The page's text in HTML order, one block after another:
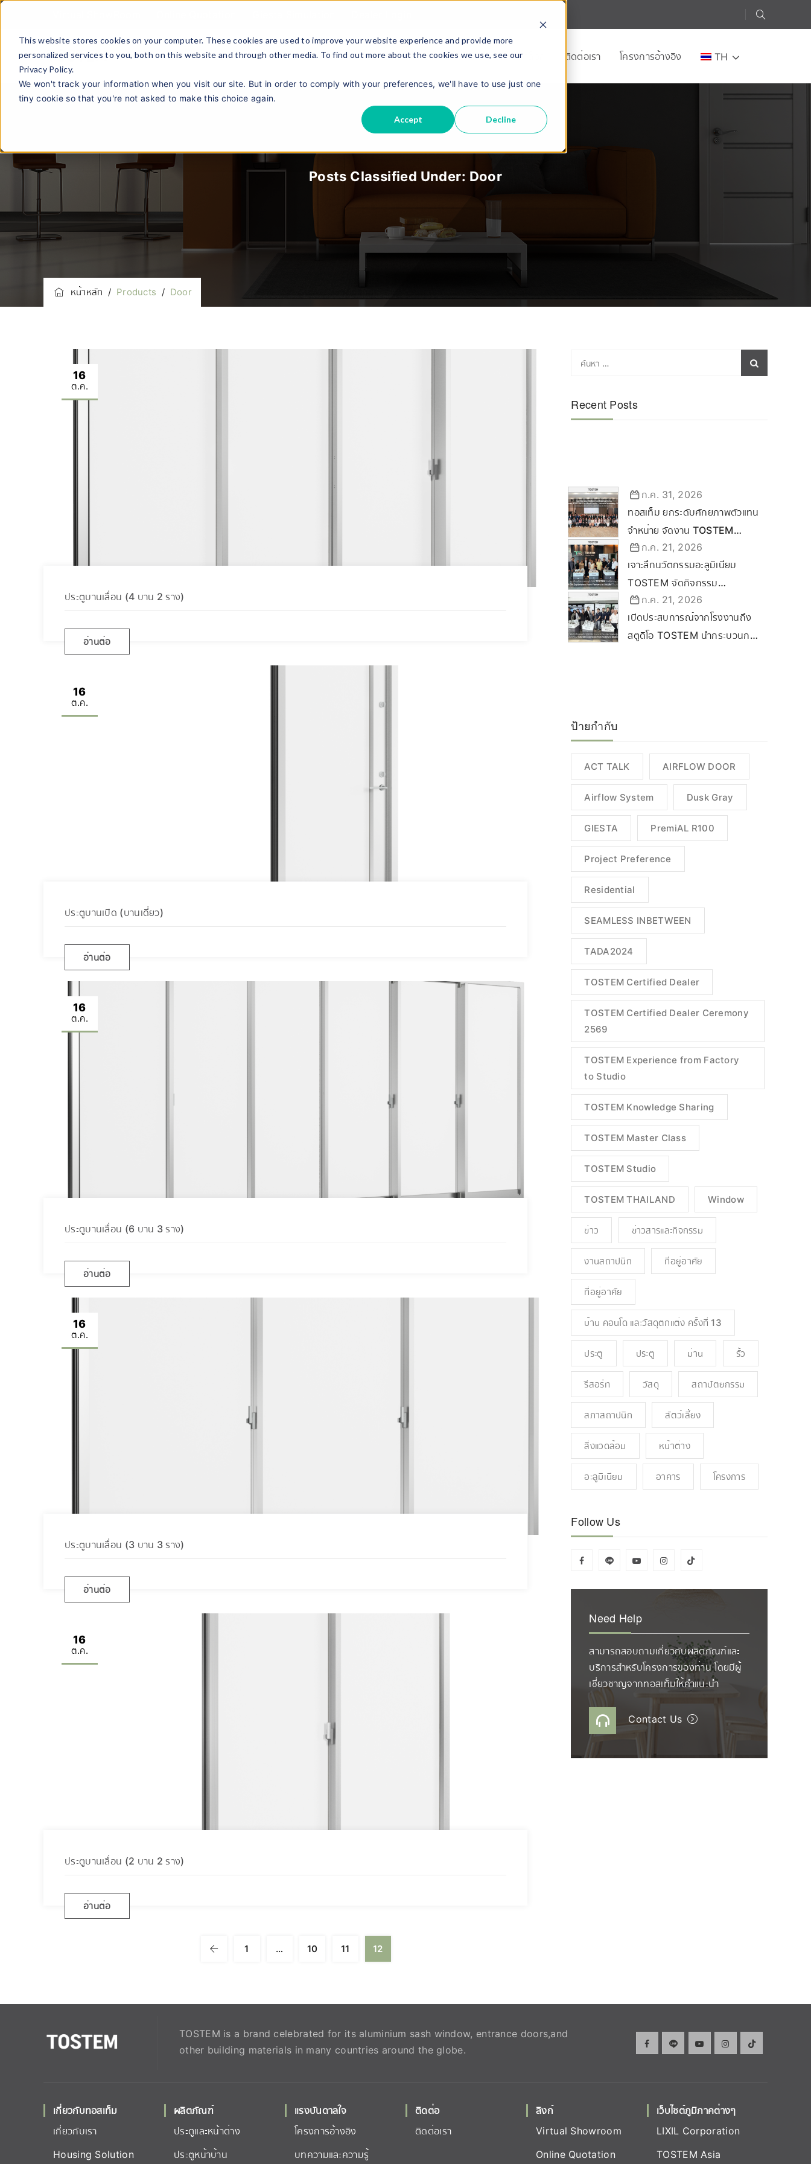
This website stores cookies on your computer. These cookies are used to improve your website experience and provide more
personalized services to you, both on this website and through other media. To find out more about the cookies we use, see our
Privacy Policy.
We won't track your information when you visit our site. But in order to comply with your preferences, we'll have to use just one
tiny cookie so that you're not asked to make this choice again.
Accept Decline
เกี่ยวกับเรา ผลิตภัณฑ์ แคตตาล็อก ติดต่อเรา โครงการอ้างอิง TH
Posts Classified Under: Door
หน้าหลัก / Products / Door
16
ต.ค.
ประตูบานเลื่อน (4 บาน 2 ราง)
อ่านต่อ
16
ต.ค.
ประตูบานเปิด (บานเดี่ยว)
อ่านต่อ
16
ต.ค.
ประตูบานเลื่อน (6 บาน 3 ราง)
อ่านต่อ
16
ต.ค.
ประตูบานเลื่อน (3 บาน 3 ราง)
อ่านต่อ
16
ต.ค.
ประตูบานเลื่อน (2 บาน 2 ราง)
อ่านต่อ
1 … 10 11 12
Recent Posts
ก.ค. 31, 2026
ทอสเท็ม ยกระดับศักยภาพตัวแทน
จำหน่าย จัดงาน TOSTEM
Certified Dealer Ceremony
2569 ขับเคลื่อนกลยุทธ์ลุยตลาด
Commercial & Renovation
ก.ค. 21, 2026
เจาะลึกนวัตกรรมอะลูมิเนียม
TOSTEM จัดกิจกรรม
“TOSTEM Experience from
Factory to Studio” ที่
ขอนแก่น
ก.ค. 21, 2026
เปิดประสบการณ์จากโรงงานถึง
สตูดิโอ TOSTEM นำกระบวนการ
ป้ายกำกับ
ACT TALK AIRFLOW DOOR
Airflow System Dusk Gray
GIESTA PremiAL R100
Project Preference
Residential
SEAMLESS INBETWEEN
TADA2024
TOSTEM Certified Dealer
TOSTEM Certified Dealer Ceremony
2569
TOSTEM Experience from Factory
to Studio
TOSTEM Knowledge Sharing
TOSTEM Master Class
TOSTEM Studio
TOSTEM THAILAND Window
ข่าว ข่าวสารและกิจกรรม
งานสถาปนิก ที่อยู่อาศัย
ที่อยู่อาศัย
บ้าน คอนโด และวัสดุตกแต่ง ครั้งที่ 13
ประตู ประตู ม่าน รั้ว
รีสอร์ท วัสดุ สถาปัตยกรรม
สภาสถาปนิก สัตว์เลี้ยง
สิ่งแวดล้อม หน้าต่าง
อะลูมิเนียม อาคาร โครงการ
Follow Us
Need Help
สามารถสอบถามเกี่ยวกับผลิตภัณฑ์และ
บริการสำหรับโครงการของท่าน โดยมีผู้
เชี่ยวชาญจากทอสเท็มให้คำแนะนำ
Contact Us
TOSTEM is a brand celebrated for its aluminium sash window, entrance doors,and
other building materials in many countries around the globe.
เกี่ยวกับทอสเท็ม
เกี่ยวกับเรา
Housing Solution
ผลิตภัณฑ์
ประตูและหน้าต่าง
ประตูหน้าบ้าน
แรงบันดาลใจ
โครงการอ้างอิง
บทความและความรู้
ติดต่อ
ติดต่อเรา
ลิงก์
Virtual Showroom
Online Quotation
เว็บไซต์ภูมิภาคต่างๆ
LIXIL Corporation
TOSTEM Asia